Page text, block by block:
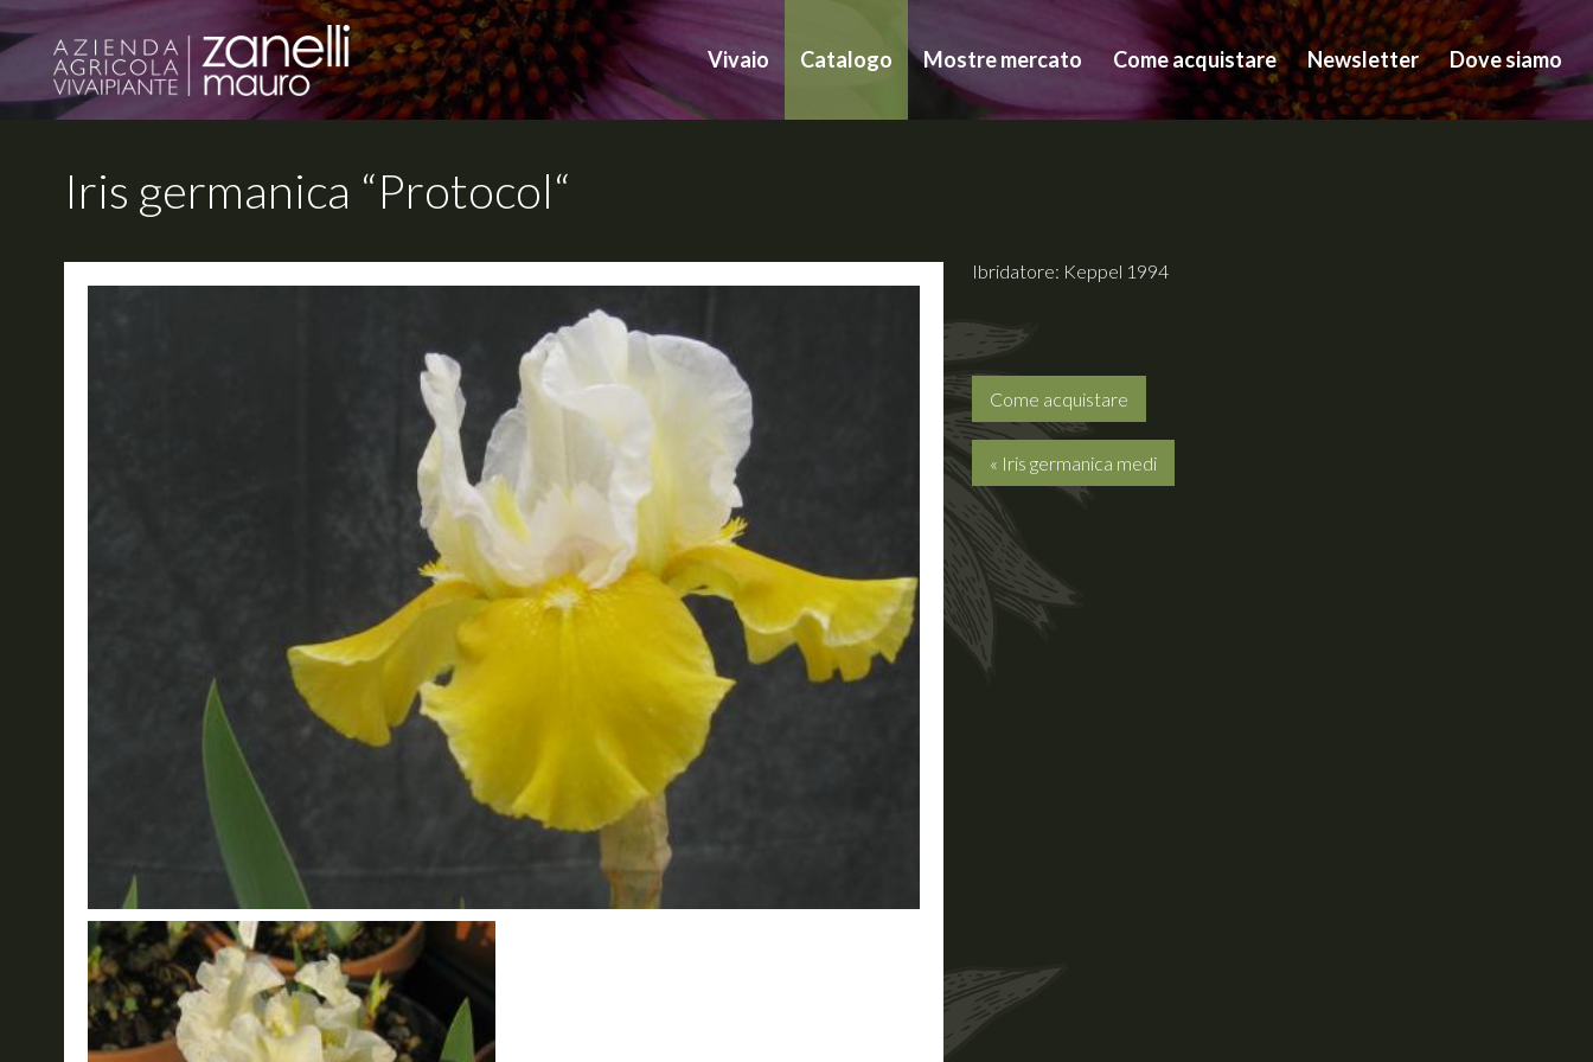
Vivaio Catalogo Mostre mercato Come acquistare Newsletter Dove siamo
Iris germanica “Protocol“
Ibridatore: Keppel 1994
Come acquistare
« Iris germanica medi